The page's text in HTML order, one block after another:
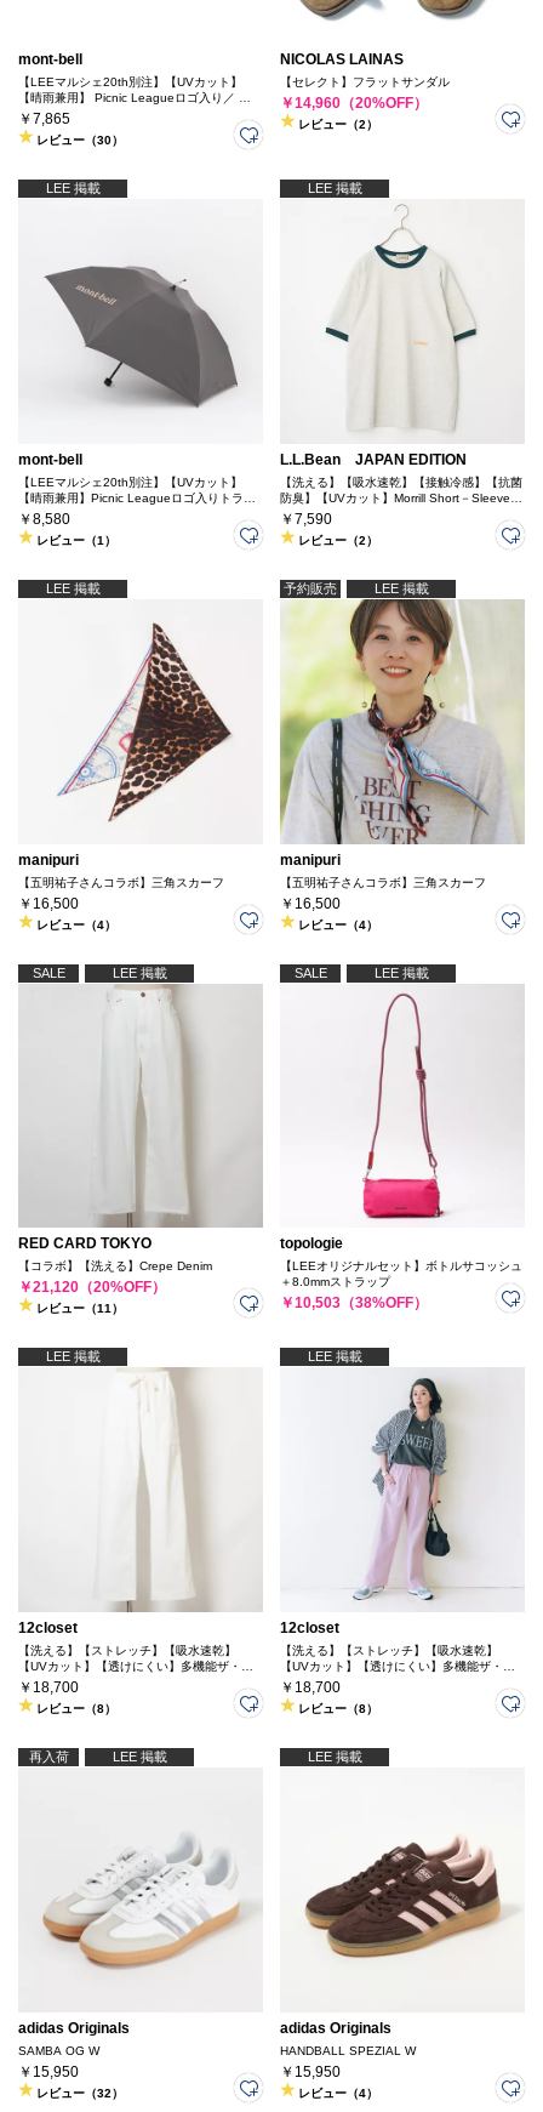
mont-bell
【LEEマルシェ20th別注】【UVカット】
【晴雨兼用】 Picnic Leagueロゴ入り／ サ
ンブロックアンブレラ55
￥7,865
レビュー（30）
NICOLAS LAINAS
【セレクト】フラットサンダル
￥14,960（20%OFF）
レビュー（2）
LEE 掲載
mont-bell
【LEEマルシェ20th別注】【UVカット】
【晴雨兼用】Picnic Leagueロゴ入りトラベ
ルサンブロックアンブレラ55
￥8,580
レビュー（1）
LEE 掲載
L.L.Bean JAPAN EDITION
【洗える】【吸水速乾】【接触冷感】【抗菌
防臭】【UVカット】Morrill Short－Sleeve
Ringer Tee
￥7,590
レビュー（2）
LEE 掲載
manipuri
【五明祐子さんコラボ】三角スカーフ
￥16,500
レビュー（4）
予約販売 LEE 掲載
manipuri
【五明祐子さんコラボ】三角スカーフ
￥16,500
レビュー（4）
SALE LEE 掲載
RED CARD TOKYO
【コラボ】【洗える】Crepe Denim
￥21,120（20%OFF）
レビュー（11）
SALE LEE 掲載
topologie
【LEEオリジナルセット】ボトルサコッシュ
＋8.0mmストラップ
￥10,503（38%OFF）
LEE 掲載
12closet
【洗える】【ストレッチ】【吸水速乾】
【UVカット】【透けにくい】多機能ザ・エ
ブリバディパンツ
￥18,700
レビュー（8）
LEE 掲載
12closet
【洗える】【ストレッチ】【吸水速乾】
【UVカット】【透けにくい】多機能ザ・エ
ブリバディパンツ
￥18,700
レビュー（8）
再入荷 LEE 掲載
adidas Originals
SAMBA OG W
￥15,950
レビュー（32）
LEE 掲載
adidas Originals
HANDBALL SPEZIAL W
￥15,950
レビュー（4）